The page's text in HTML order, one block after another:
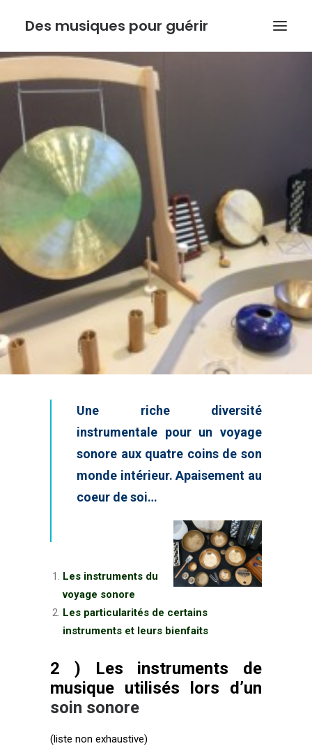
Des musiques pour guérir
ACCUEIL
PSYCHORESONANCE
MUSIQUE DE L’INSTINCT
BOUTIQUE
ACTUALITE
Recherche
Login / Register
Une riche diversité
instrumentale pour un voyage
sonore aux quatre coins de son
monde intérieur. Apaisement au
coeur de soi…
Les instruments du
voyage sonore
Les particularités de certains
instruments et leurs bienfaits
2 ) Les instruments de
musique utilisés lors d’un
soin sonore
(liste non exhaustive)